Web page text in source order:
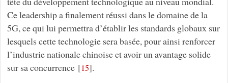
Ce leadership a finalement réussi dans le domaine de la
5G, ce qui lui permettra d’établir les standards globaux sur
lesquels cette technologie sera basée, pour ainsi renforcer
l’industrie nationale chinoise et avoir un avantage solide
sur sa concurrence[15].